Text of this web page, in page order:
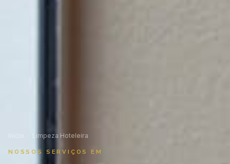
Limpeza Hoteleira
NOSSOS SERVIÇOS EM